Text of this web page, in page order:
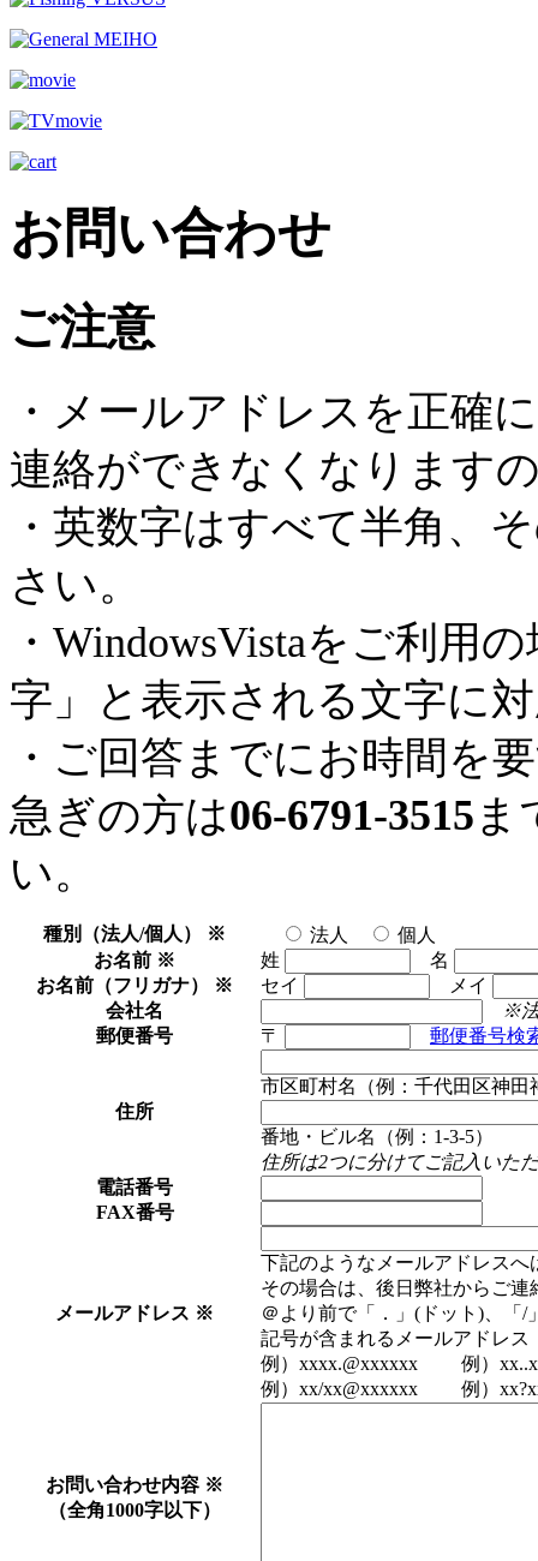
お問い合わせ
ご注意
・メールアドレスを正確
連絡ができなくなります
・英数字はすべて半角、
さい。
・WindowsVistaをご利用
字」と表示される文字に
・ご回答までにお時間を
急ぎの方は06-6791-3515 ま
い。
種別（法人/個人） ※ 法人
個人
お名前 ※ 姓
名
お名前（フリガナ） ※ セイ
メイ
会社名
※
郵便番号
〒 郵便番号検
住所
市区町村名（例：千代田区神田
番地・ビル名（例：1-3-5）
住所は2つに分けてご記入いた
電話番号
FAX番号
メールアドレス ※
下記のようなメールアドレス
その場合は、後日弊社からご連
＠より前で「．」(ドット)、「/
記号が含まれるメールアドレス
例）xxxx.@xxxxxx 例）
例）xx/xx@xxxxxx 例）
お問い合わせ内容 ※
（全角1000字以下）